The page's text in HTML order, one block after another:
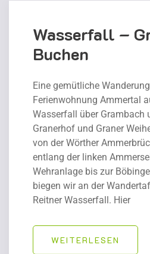
Wasserfall –
Buchen
Eine gemütliche
Ferienwohnung Ammertal
Wasserfall über Grambach
Granerhof und Graner
von der Wörther
entlang der linken
Wehranlage bis zur
biegen wir an der
Reitner Wasserfall. Hier
WEITERLESEN